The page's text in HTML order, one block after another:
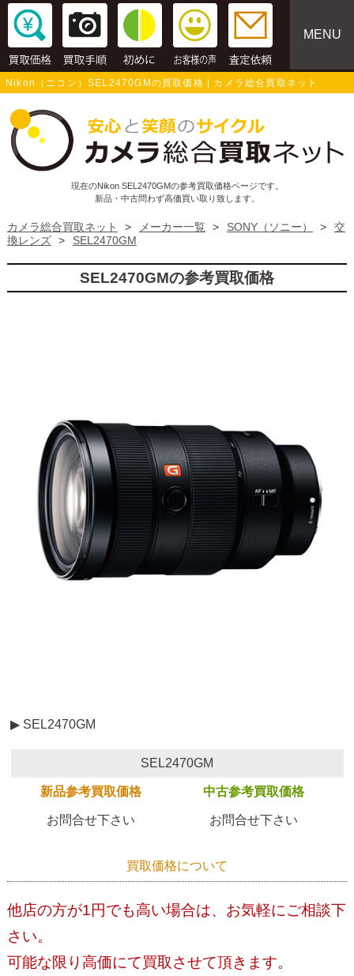
MENU
Nikon（ニコン）SEL2470GMの買取価格 | カメラ総合買取ネット
現在のNikon SEL2470GMの参考買取価格ページです。
新品・中古問わず高価買い取り致します。
カメラ総合買取ネット > メーカー一覧 > SONY（ソニー） >
交
換レンズ > SEL2470GM
SEL2470GMの参考買取価格
▶ SEL2470GM
SEL2470GM
新品参考買取価格 中古参考買取価格
お問合せ下さい お問合せ下さい
買取価格について
他店の方が1円でも高い場合は、お気軽にご相談下
さい。
可能な限り高価にて買取させて頂きます。